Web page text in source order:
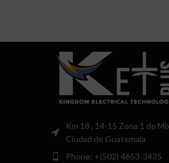
Km 18 , 14-15 Zona 1 de
Ciudad de Guatemala
Phone: +(502) 4653-3435